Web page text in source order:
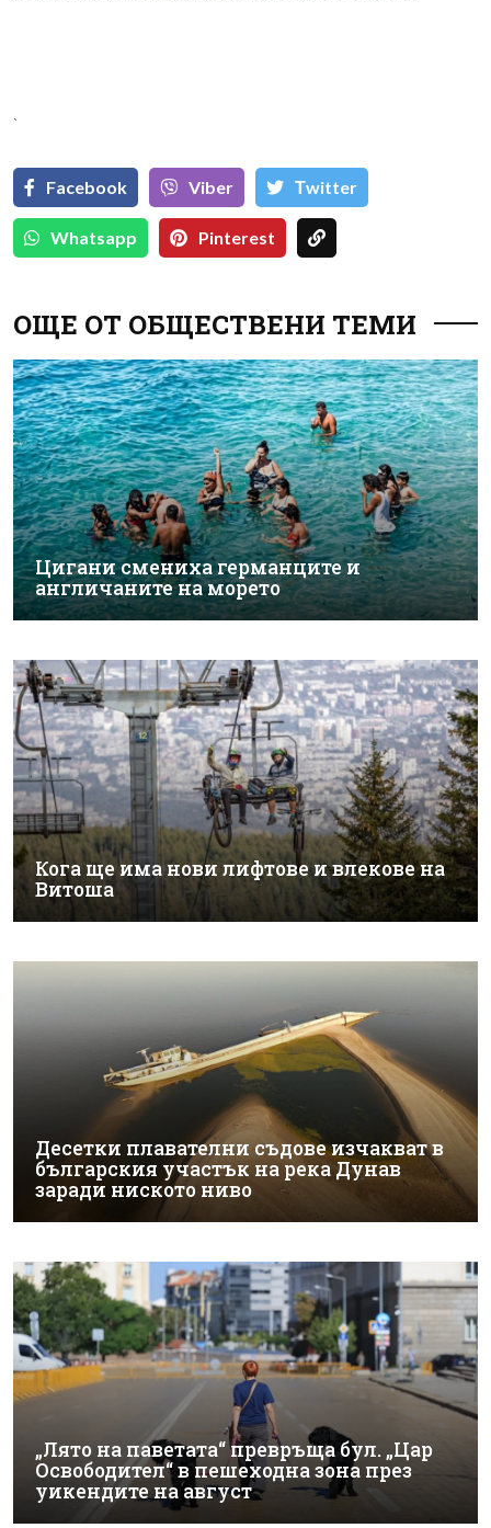
`
Facebook Viber Тwitter
Whatsapp Pinterest
ОЩЕ ОТ ОБЩЕСТВЕНИ ТЕМИ
Цигани смениха германците и
англичаните на морето
Кога ще има нови лифтове и влекове на
Витоша
Десетки плавателни съдове изчакват в
българския участък на река Дунав
заради ниското ниво
„Лято на паветата“ превръща бул. „Цар
Освободител“ в пешеходна зона през
уикендите на август